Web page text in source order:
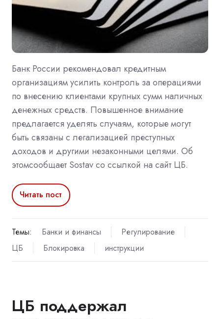
Банк России рекомендовал кредитным
организациям усилить контроль за операциями
по внесению клиентами крупных сумм наличных
денежных средств. Повышенное внимание
предлагается уделять случаям, которые могут
быть связаны с легализацией преступных
доходов и другими незаконными целями. Об
этомсообщает Sostav со ссылкой на сайт ЦБ.
Читать пост
Темы: Банки и финансы
Регулирование
ЦБ
Блокировка инструкции
ЦБ поддержал